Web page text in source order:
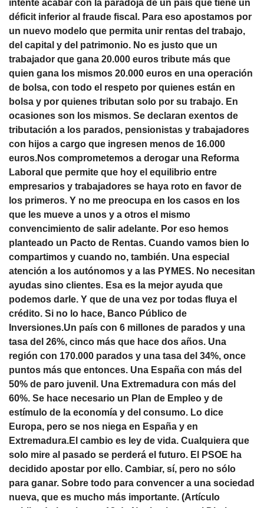
intente acabar con la paradoja de un país que tiene un
déficit inferior al fraude fiscal. Para eso apostamos por
un nuevo modelo que permita unir rentas del trabajo,
del capital y del patrimonio. No es justo que un
trabajador que gana 20.000 euros tribute más que
quien gana los mismos 20.000 euros en una operación
de bolsa, con todo el respeto por quienes están en
bolsa y por quienes tributan solo por su trabajo. En
ocasiones son los mismos. Se declaran exentos de
tributación a los parados, pensionistas y trabajadores
con hijos a cargo que ingresen menos de 16.000
euros.Nos comprometemos a derogar una Reforma
Laboral que permite que hoy el equilibrio entre
empresarios y trabajadores se haya roto en favor de
los primeros. Y no me preocupa en los casos en los
que les mueve a unos y a otros el mismo
convencimiento de salir adelante. Por eso hemos
planteado un Pacto de Rentas. Cuando vamos bien lo
compartimos y cuando no, también. Una especial
atención a los autónomos y a las PYMES. No necesitan
ayudas sino clientes. Esa es la mejor ayuda que
podemos darle. Y que de una vez por todas fluya el
crédito. Si no lo hace, Banco Público de
Inversiones.Un país con 6 millones de parados y una
tasa del 26%, cinco más que hace dos años. Una
región con 170.000 parados y una tasa del 34%, once
puntos más que entonces. Una España con más del
50% de paro juvenil. Una Extremadura con más del
60%. Se hace necesario un Plan de Empleo y de
estímulo de la economía y del consumo. Lo dice
Europa, pero se nos niega en España y en
Extremadura.El cambio es ley de vida. Cualquiera que
solo mire al pasado se perderá el futuro. El PSOE ha
decidido apostar por ello. Cambiar, sí, pero no sólo
para ganar. Sobre todo para convencer a una sociedad
nueva, que es mucho más importante. (Artículo